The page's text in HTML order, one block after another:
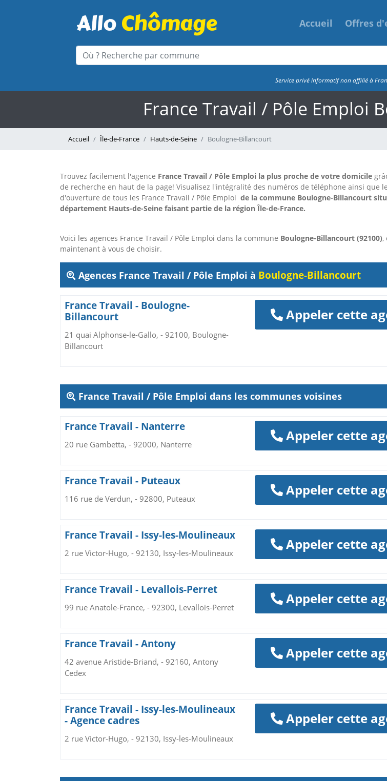
Accueil Offres
Service privé informatif non affilié à
France Travail / Pôle Emploi
Accueil Île-de-France Hauts-de-Seine Boulogne-Billancourt
Trouvez facilement l'agence France Travail / Pôle Emploi la plus proche de votre domicile
de recherche en haut de la page! Visualisez l'intégralité des numéros de téléphone ainsi que
d'ouverture de tous les France Travail / Pôle Emploi de la commune Boulogne-Billancourt
département Hauts-de-Seine faisant partie de la région Île-de-France.
Voici les agences France Travail / Pôle Emploi dans la commune Boulogne-Billancourt (92100),
maintenant à vous de choisir.
Agences France Travail / Pôle Emploi à Boulogne-Billancourt
France Travail - Boulogne-
Billancourt
21 quai Alphonse-le-Gallo, - 92100, Boulogne-
Billancourt
Appeler cette
France Travail / Pôle Emploi dans les communes voisines
France Travail - Nanterre
20 rue Gambetta, - 92000, Nanterre
Appeler cette
France Travail - Puteaux
116 rue de Verdun, - 92800, Puteaux
Appeler cette
France Travail - Issy-les-Moulineaux
2 rue Victor-Hugo, - 92130, Issy-les-Moulineaux
Appeler cette
France Travail - Levallois-Perret
99 rue Anatole-France, - 92300, Levallois-Perret
Appeler cette
France Travail - Antony
42 avenue Aristide-Briand, - 92160, Antony
Cedex
Appeler cette
France Travail - Issy-les-Moulineaux
- Agence cadres
2 rue Victor-Hugo, - 92130, Issy-les-Moulineaux
Appeler cette